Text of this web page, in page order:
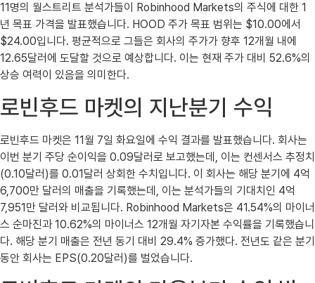
11명의 월스트리트 분석가들이 Robinhood Markets의 주식에 대한 1
년 목표 가격을 발표했습니다. HOOD 주가 목표 범위는 $10.00에서
$24.00입니다. 평균적으로 그들은 회사의 주가가 향후 12개월 내에
12.65달러에 도달할 것으로 예상합니다. 이는 현재 주가 대비 52.6%의
상승 여력이 있음을 의미한다.
로빈후드 마켓의 지난분기 수익
로빈후드 마켓은 11월 7일 화요일에 수익 결과를 발표했습니다. 회사는
이번 분기 주당 순이익을 0.09달러로 보고했는데, 이는 컨센서스 추정치
(0.10달러)를 0.01달러 상회한 수치입니다. 이 회사는 해당 분기에 4억
6,700만 달러의 매출을 기록했는데, 이는 분석가들의 기대치인 4억
7,951만 달러와 비교됩니다. Robinhood Markets은 41.54%의 마이너
스 순마진과 10.62%의 마이너스 12개월 자기자본 수익률을 기록했습니
다. 해당 분기 매출은 전년 동기 대비 29.4% 증가했다. 전년도 같은 분기
동안 회사는 EPS(0.20달러)를 벌었습니다.